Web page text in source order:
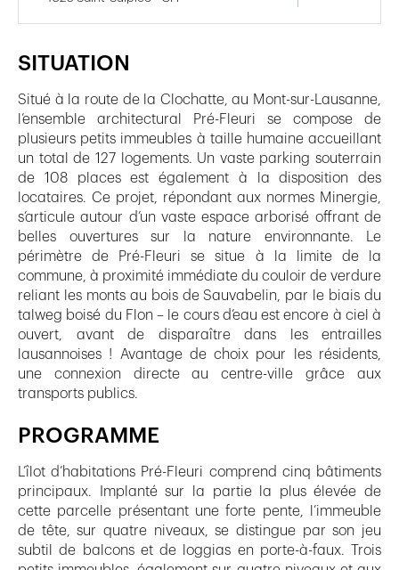
SITUATION
Situé à la route de la Clochatte, au Mont-sur-Lausanne,
l’ensemble architectural Pré-Fleuri se compose de
plusieurs petits immeubles à taille humaine accueillant
un total de 127 logements. Un vaste parking souterrain
de 108 places est également à la disposition des
locataires. Ce projet, répondant aux normes Minergie,
s’articule autour d’un vaste espace arborisé offrant de
belles ouvertures sur la nature environnante. Le
périmètre de Pré-Fleuri se situe à la limite de la
commune, à proximité immédiate du couloir de verdure
reliant les monts au bois de Sauvabelin, par le biais du
talweg boisé du Flon – le cours d’eau est encore à ciel à
ouvert, avant de disparaître dans les entrailles
lausannoises ! Avantage de choix pour les résidents,
une connexion directe au centre-ville grâce aux
transports publics.
PROGRAMME
L’îlot d’habitations Pré-Fleuri comprend cinq bâtiments
principaux. Implanté sur la partie la plus élevée de
cette parcelle présentant une forte pente, l’immeuble
de tête, sur quatre niveaux, se distingue par son jeu
subtil de balcons et de loggias en porte-à-faux. Trois